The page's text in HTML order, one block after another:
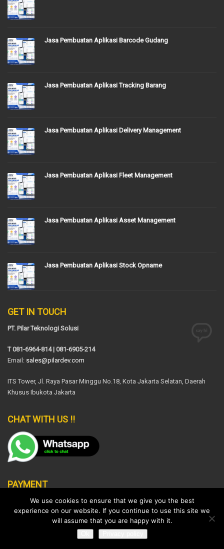
Jasa Pembuatan Aplikasi Barcode Gudang
Jasa Pembuatan Aplikasi Tracking Barang
Jasa Pembuatan Aplikasi Delivery Management
Jasa Pembuatan Aplikasi Fleet Management
Jasa Pembuatan Aplikasi Asset Management
Jasa Pembuatan Aplikasi Stock Opname
GET IN TOUCH
PT. Pilar Teknologi Solusi
T 081-6964-814 | 081-6905-214
Email: sales@pilardev.com
ITS Tower, Jl. Raya Pasar Minggu No.18, Kota Jakarta Selatan, Daerah
Khusus Ibukota Jakarta
CHAT WITH US !!
PAYMENT
We use cookies to ensure that we give you the best
experience on our website. If you continue to use this site we
will assume that you are happy with it.